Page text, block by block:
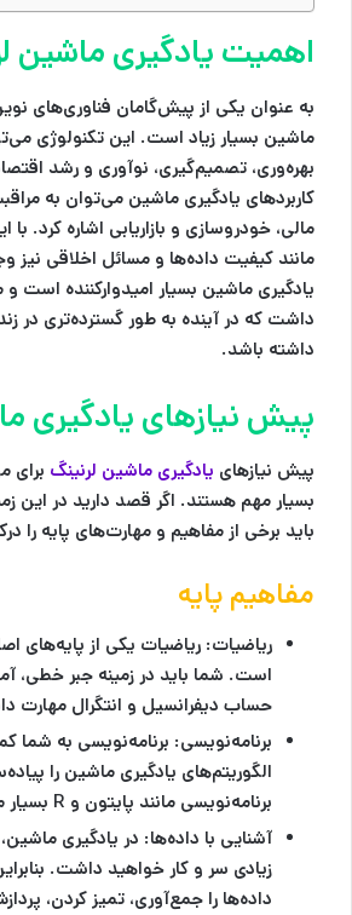
اهمیت یادگیری ماشین
به عنوان یکی از پیش‌گامان فناوری‌های
ماشین بسیار زیاد است. این تکنولوژی
بهره‌وری، تصمیم‌گیری، نوآوری و رشد
کاربردهای یادگیری ماشین می‌توان به
مالی، خودروسازی و بازاریابی اشاره کرد.
مانند کیفیت داده‌ها و مسائل اخلاقی نیز
یادگیری ماشین بسیار امیدوارکننده است و
داشت که در آینده به طور گسترده‌تری در
داشته باشد.
پیش نیازهای یادگیری
پیش نیازهای یادگیری ماشین لرنینگ برای
بسیار مهم هستند. اگر قصد دارید در این
باید برخی از مفاهیم و مهارت‌های پایه را
مفاهیم پایه
ریاضیات: ریاضیات یکی از پایه‌های
است. شما باید در زمینه جبر خطی،
حساب دیفرانسیل و انتگرال مهارت
برنامه‌نویسی: برنامه‌نویسی به شما
الگوریتم‌های یادگیری ماشین را
برنامه‌نویسی مانند پایتون و R بسیار محبوب هستند.
آشنایی با داده‌ها: در یادگیری
زیادی سر و کار خواهید داشت.
داده‌ها را جمع‌آوری، تمیز کردن،